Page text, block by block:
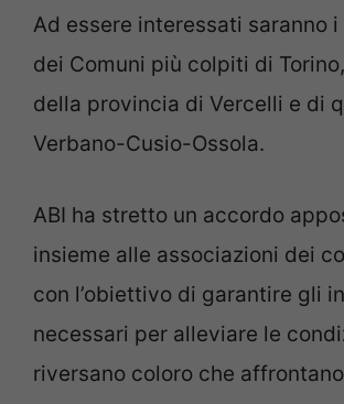
Ad essere interessati saranno
dei Comuni più colpiti di
della provincia di Vercelli e di
Verbano-Cusio-Ossola.
ABI ha stretto un accordo
insieme alle associazioni dei
con l’obiettivo di garantire gli
necessari per alleviare le
riversano coloro che affrontano